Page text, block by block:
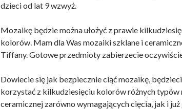
dzieci od lat 9 wzwyż.
Mozaikę będzie można ułożyć z prawie
kolorów. Mam dla Was mozaiki szklane i
Tiffany. Gotowe przedmioty zabierzecie
Dowiecie się jak bezpiecznie ciąć mozaikę,
korzystać z kilkudziesięciu kolorów różnych typów
ceramicznej zarówno wymagających cięcia, jak i